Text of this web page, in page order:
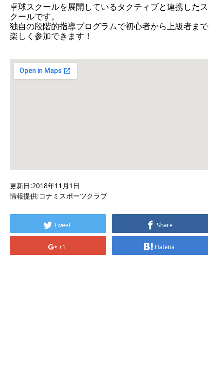
卓球スクールを展開しているタクティブと連携したス
クールです。
独自の段階的指導プログラムで初心者から上級者まで
楽しく参加できます！
更新日:2018年11月1日
情報提供:コナミスポーツクラブ
Tweet Share
+1 Hatena